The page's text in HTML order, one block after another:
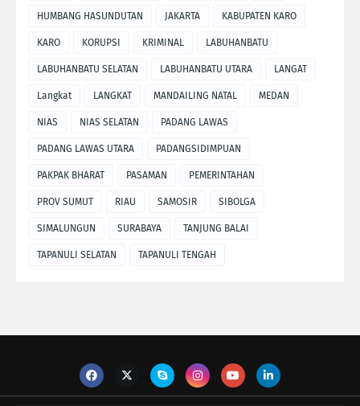
HUMBANG HASUNDUTAN JAKARTA KABUPATEN KARO
KARO KORUPSI KRIMINAL LABUHANBATU
LABUHANBATU SELATAN LABUHANBATU UTARA LANGAT
Langkat LANGKAT MANDAILING NATAL MEDAN
NIAS NIAS SELATAN PADANG LAWAS
PADANG LAWAS UTARA PADANGSIDIMPUAN
PAKPAK BHARAT PASAMAN PEMERINTAHAN
PROV SUMUT RIAU SAMOSIR SIBOLGA
SIMALUNGUN SURABAYA TANJUNG BALAI
TAPANULI SELATAN TAPANULI TENGAH